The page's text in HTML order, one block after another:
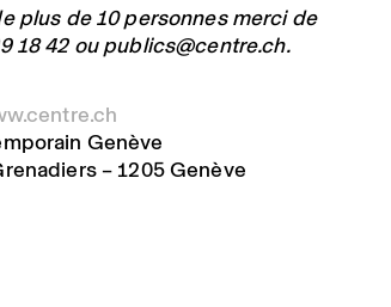
plus de 10 personnes merci de
18 42 oupublics@centre.ch.
Genève
– 1205 Genève